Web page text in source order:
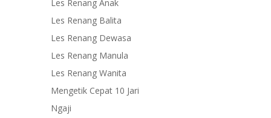
Les Renang Anak
Les Renang Balita
Les Renang Dewasa
Les Renang Manula
Les Renang Wanita
Mengetik Cepat 10 Jari
Ngaji